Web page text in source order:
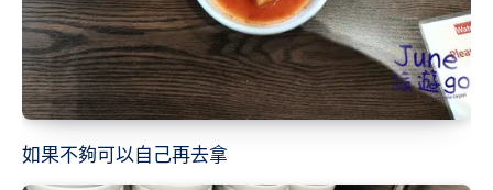
如果不夠可以自己再去拿